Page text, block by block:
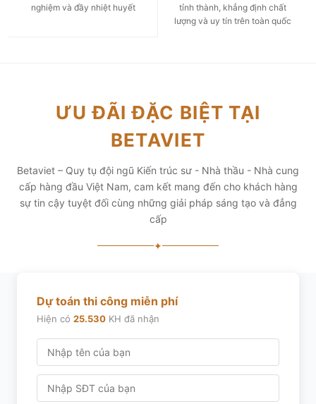
nghiệm và đầy nhiệt huyết
tỉnh thành, khẳng định chất
lượng và uy tín trên toàn quốc
ƯU ĐÃI ĐẶC BIỆT TẠI
BETAVIET
Betaviet – Quy tụ đội ngũ Kiến trúc sư - Nhà thầu - Nhà cung
cấp hàng đầu Việt Nam, cam kết mang đến cho khách hàng
sự tin cậy tuyệt đối cùng những giải pháp sáng tạo và đẳng
cấp
✦
Dự toán thi công miễn phí
Hiện có 25.530 KH đã nhận